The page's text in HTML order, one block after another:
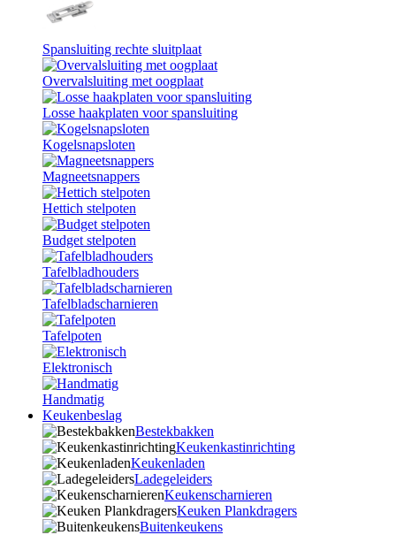
Spansluiting rechte sluitplaat
Overvalsluiting met oogplaat
Losse haakplaten voor spansluiting
Kogelsnapsloten
Magneetsnappers
Hettich stelpoten
Budget stelpoten
Tafelbladhouders
Tafelbladscharnieren
Tafelpoten
Elektronisch
Handmatig
Keukenbeslag
Bestekbakken
Keukenkastinrichting
Keukenladen
Ladegeleiders
Keukenscharnieren
Keuken Plankdragers
Buitenkeukens